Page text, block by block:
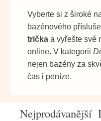
Vyberte si z široké
bazénového
trička a vyřešte své
online. V kategorii
nejen bazény za
čas i peníze.
Nejprodávanější